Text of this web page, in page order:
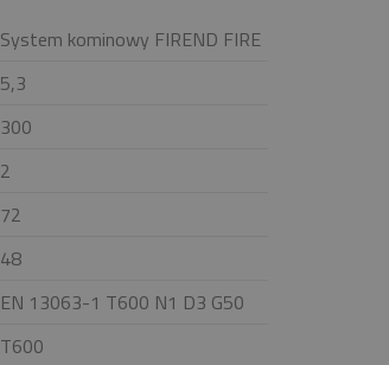
System kominowy FIREND FIRE
5,3
300
2
72
48
EN 13063-1 T600 N1 D3 G50
T600